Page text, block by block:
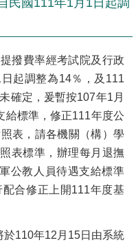
民國111年1月1日起調
撥費率經考試院及行政
起調整為14％，及111
確定，爰暫按107年1月
給標準，修正111年度公
表，請各機關（構）學
表標準，辦理每月退撫
公教人員待遇支給標準
合修正上開111年度基
110年12月15日由系統